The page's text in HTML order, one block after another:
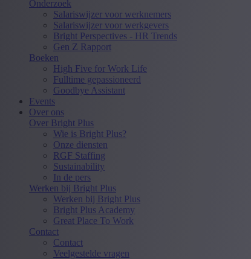
Onderzoek
Salariswijzer voor werknemers
Salariswijzer voor werkgevers
Bright Perspectives - HR Trends
Gen Z Rapport
Boeken
High Five for Work Life
Fulltime gepassioneerd
Goodbye Assistant
Events
Over ons
Over Bright Plus
Wie is Bright Plus?
Onze diensten
RGF Staffing
Sustainability
In de pers
Werken bij Bright Plus
Werken bij Bright Plus
Bright Plus Academy
Great Place To Work
Contact
Contact
Veelgestelde vragen